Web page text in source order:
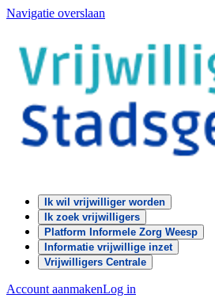
Navigatie overslaan
Ik wil vrijwilliger worden
Ik zoek vrijwilligers
Platform Informele Zorg Weesp
Informatie vrijwillige inzet
Vrijwilligers Centrale
Account aanmakenLog in